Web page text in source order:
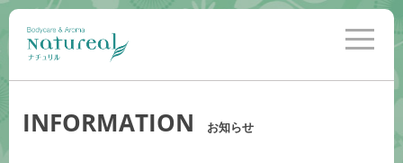
toggle
INFORMATION お知らせ